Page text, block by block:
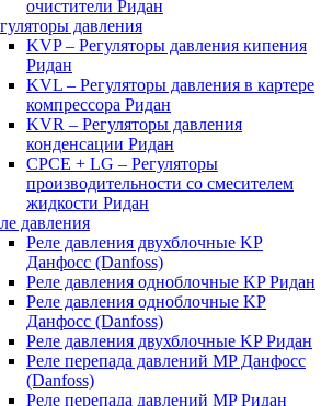
очистители Ридан
давления
KVP – Регуляторы давления кипения
Ридан
KVL – Регуляторы давления в картере
компрессора Ридан
KVR – Регуляторы давления
конденсации Ридан
CPCE + LG – Регуляторы
производительности со смесителем
жидкости Ридан
давления
Реле давления двухблочные KP
Данфосс (Danfoss)
Реле давления одноблочные KP Ридан
Реле давления одноблочные KP
Данфосс (Danfoss)
Реле давления двухблочные KP Ридан
Реле перепада давлений MP Данфосс
(Danfoss)
Реле перепада давлений MP Ридан